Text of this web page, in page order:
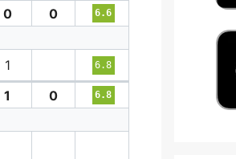
0 0 6.6
1 6.8
1 0 6.8